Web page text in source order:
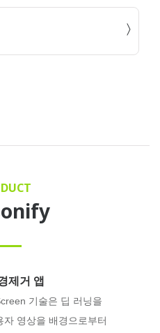
제거 앱
기술은 딥 러닝을
영상을 배경으로부터